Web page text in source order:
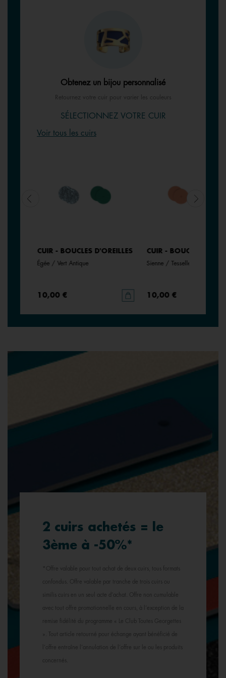
Obtenez un bijou personnalisé
Retournez votre cuir pour varier les couleurs
SÉLECTIONNEZ VOTRE CUIR
Voir tous les cuirs
CUIR - BOUCLES D'OREILLES
Égée / Vert Antique
10,00 €
CUIR - BOUCLES
Sienne / Tesselle
10,00 €
2 cuirs achetés = le
3ème à -50%*
*Offre valable pour tout achat de deux cuirs, tous formats
confondus. Offre valable par tranche de trois cuirs ou
similis cuirs en un seul acte d’achat. Offre non cumulable
avec tout offre promotionnelle en cours, à l’exception de la
remise fidélité du programme « Le Club Toutes Georgettes
». Tout article retourné pour échange ayant bénéficié de
l’offre entraîne l’annulation de l’offre sur le ou les produits
concernés.